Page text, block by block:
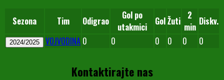
Sezona Tim Odigrao
Gol po
utakmici
GolŽuti
2
min Diskv.
2024/2025 VOJVODINA 0 0 0 0 0 0
Kontaktirajte nas